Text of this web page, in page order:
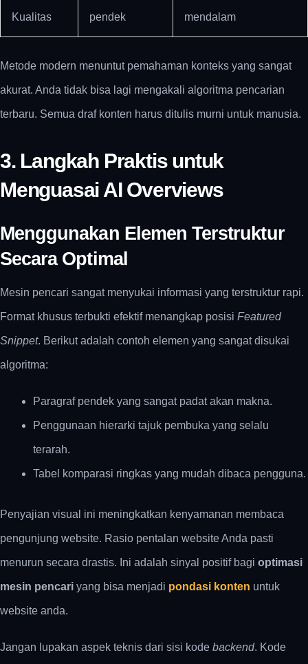
Kualitas pendek mendalam
Metode modern menuntut pemahaman konteks yang sangat
akurat. Anda tidak bisa lagi mengakali algoritma pencarian
terbaru. Semua draf konten harus ditulis murni untuk manusia.
3. Langkah Praktis untuk
Menguasai AI Overviews
Menggunakan Elemen Terstruktur
Secara Optimal
Mesin pencari sangat menyukai informasi yang terstruktur rapi.
Format khusus terbukti efektif menangkap posisi Featured
Snippet. Berikut adalah contoh elemen yang sangat disukai
algoritma:
Paragraf pendek yang sangat padat akan makna.
Penggunaan hierarki tajuk pembuka yang selalu
terarah.
Tabel komparasi ringkas yang mudah dibaca pengguna.
Penyajian visual ini meningkatkan kenyamanan membaca
pengunjung website. Rasio pentalan website Anda pasti
menurun secara drastis. Ini adalah sinyal positif bagi optimasi
mesin pencari yang bisa menjadi pondasi konten untuk
website anda.
Jangan lupakan aspek teknis dari sisi kode backend. Kode